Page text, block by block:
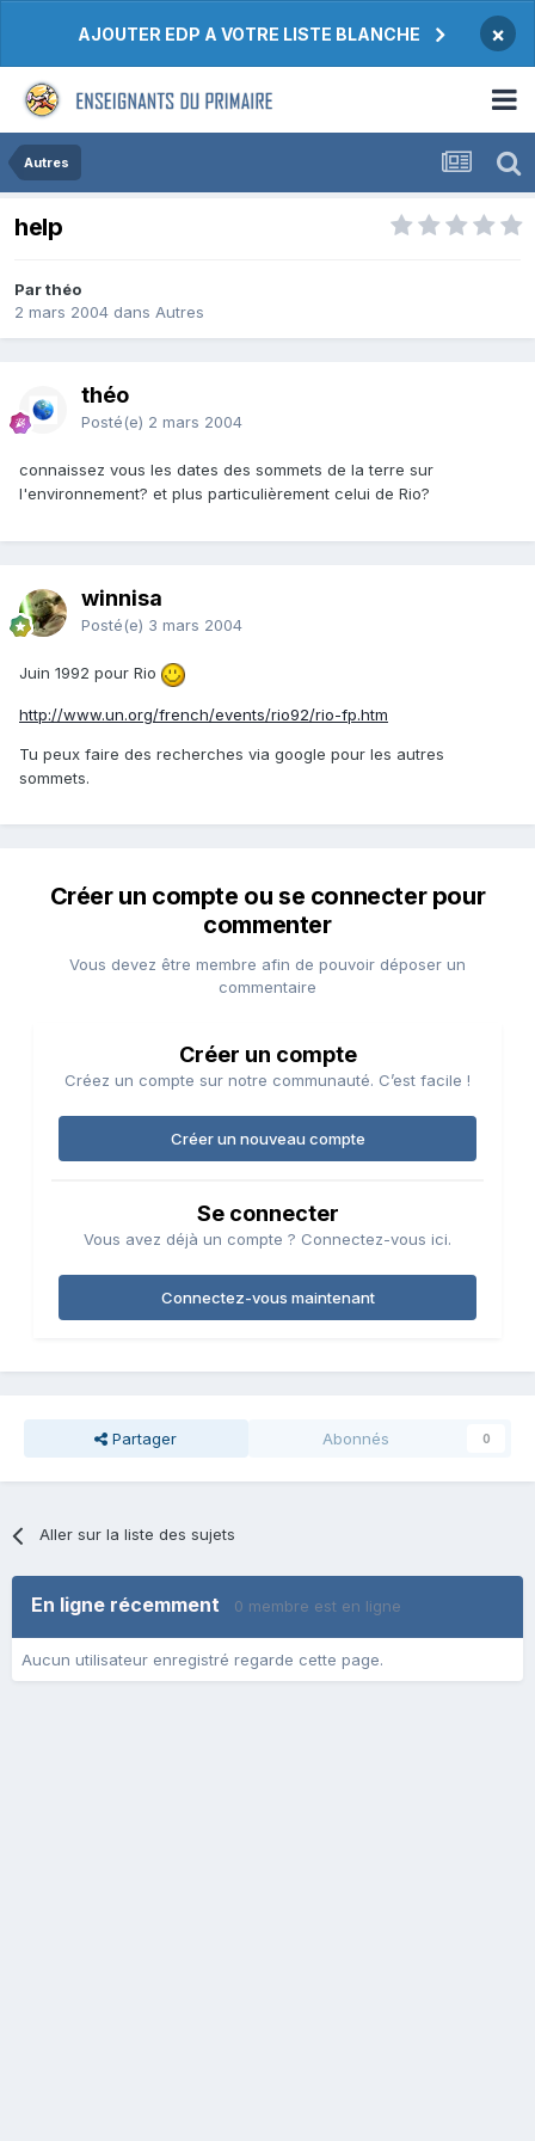
AJOUTER EDP A VOTRE LISTE BLANCHE ×
Autres
help
Par théo
2 mars 2004 dans Autres
théo
Posté(e) 2 mars 2004
connaissez vous les dates des sommets de la terre sur
l'environnement? et plus particulièrement celui de Rio?
winnisa
Posté(e) 3 mars 2004
Juin 1992 pour Rio
http://www.un.org/french/events/rio92/rio-fp.htm
Tu peux faire des recherches via google pour les autres
sommets.
Créer un compte ou se connecter pour
commenter
Vous devez être membre afin de pouvoir déposer un
commentaire
Créer un compte
Créez un compte sur notre communauté. C’est facile !
Créer un nouveau compte
Se connecter
Vous avez déjà un compte ? Connectez-vous ici.
Connectez-vous maintenant
Partager Abonnés 0
Aller sur la liste des sujets
En ligne récemment 0 membre est en ligne
Aucun utilisateur enregistré regarde cette page.